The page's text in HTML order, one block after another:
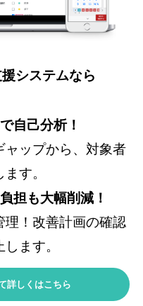
システムなら
自己分析！
ャップから、対象者
す。
担も大幅削減！
理！改善計画の確認
ます。
詳しくはこちら